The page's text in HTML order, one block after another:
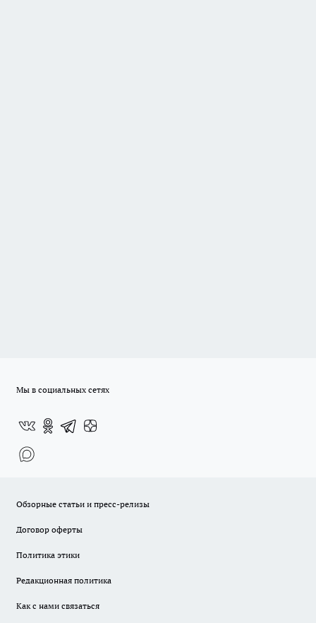
Мы в социальных сетях
Обзорные статьи и пресс-релизы
Договор оферты
Политика этики
Редакционная политика
Как с нами связаться